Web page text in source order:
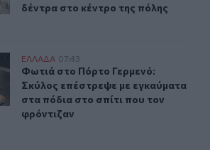
δέντρα στο κέντρο της πόλης
Γερμενό: Σκύλος επέστρεψε με
ΕΛΛAΔΑ 07:43
Φωτιά στο Πόρτο Γερμενό: Σκύλος
Φωτιά στο Πόρτο Γερμενό:
Σκύλος επέστρεψε με εγκαύματα
στα πόδια στο σπίτι που τον
φρόντιζαν